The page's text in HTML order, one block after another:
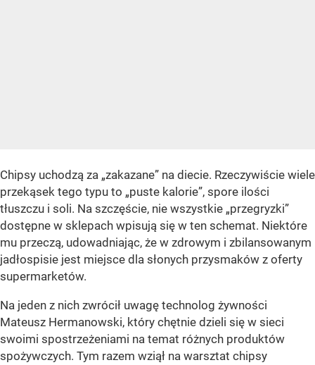
Chipsy uchodzą za „zakazane” na diecie. Rzeczywiście wiele
przekąsek tego typu to „puste kalorie”, spore ilości
tłuszczu i soli. Na szczęście, nie wszystkie „przegryzki”
dostępne w sklepach wpisują się w ten schemat. Niektóre
mu przeczą, udowadniając, że w zdrowym i zbilansowanym
jadłospisie jest miejsce dla słonych przysmaków z oferty
supermarketów.
Na jeden z nich zwrócił uwagę technolog żywności
Mateusz Hermanowski, który chętnie dzieli się w sieci
swoimi spostrzeżeniami na temat różnych produktów
spożywczych. Tym razem wziął na warsztat chipsy